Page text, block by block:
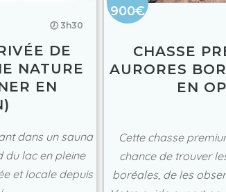
🕖 3h30
DE
NATURE
EN
dans un sauna
du lac en pleine
et locale depuis
900€
CHASSE
AURORES
EN
Cette chasse
chance de trouver
boréales, de les